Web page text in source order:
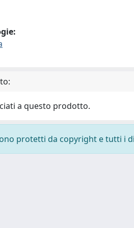
a questo prodotto.
protetti da copyright e tutti i